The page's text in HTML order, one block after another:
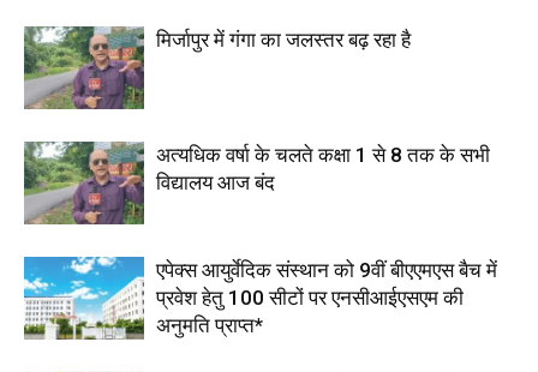
मिर्जापुर में गंगा का जलस्तर बढ़ रहा है
अत्यधिक वर्षा के चलते कक्षा 1 से 8 तक के सभी
विद्यालय आज बंद
एपेक्स आयुर्वेदिक संस्थान को 9वीं बीएएमएस बैच में
प्रवेश हेतु 100 सीटों पर एनसीआईएसएम की
अनुमति प्राप्त*